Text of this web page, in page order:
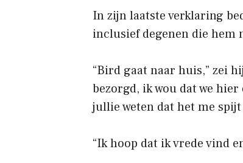
In zijn laatste verklaring
inclusief degenen die hem
“Bird gaat naar huis,” zei
bezorgd, ik wou dat we
jullie weten dat het me
“Ik hoop dat ik vrede vind